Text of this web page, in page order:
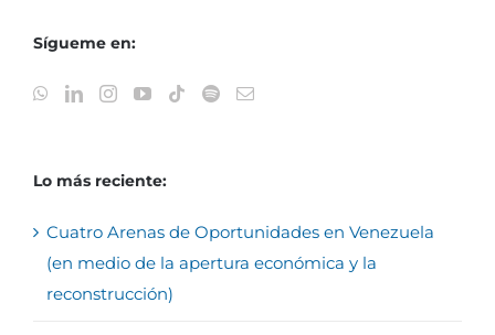
Sígueme en:
Lo más reciente:
Cuatro Arenas de Oportunidades en Venezuela
(en medio de la apertura económica y la
reconstrucción)